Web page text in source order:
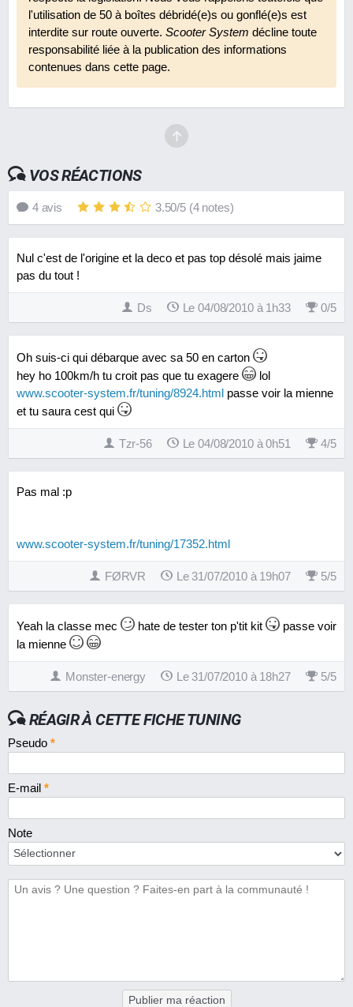
l'utilisation de 50 à boîtes débridé(e)s ou gonflé(e)s est
interdite sur route ouverte. Scooter System décline toute
responsabilité liée à la publication des informations
contenues dans cette page.
VOS RÉACTIONS
4avis 3.50/5 (4notes)
Nul c'est de l'origine et la deco et pas top désolé mais jaime
pas du tout !
Ds Le 04/08/2010 à 1h33 0/5
Oh suis-ci qui débarque avec sa 50 en carton
hey ho 100km/h tu croit pas que tu exagere
lol
www.scooter-system.fr/tuning/8924.html passe voir la mienne
et tu saura cest qui
Tzr-56 Le 04/08/2010 à 0h51 4/5
Pas mal :p
www.scooter-system.fr/tuning/17352.html
FØRVR Le 31/07/2010 à 19h07 5/5
Yeah la classe mec hate de tester ton p'tit kit
passe voir
la mienne
Monster-energy Le 31/07/2010 à 18h27 5/5
RÉAGIR À CETTE FICHE TUNING
Pseudo *
E-mail *
Note
Publier ma réaction